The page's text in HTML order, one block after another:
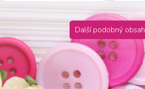
Další podobný obsah